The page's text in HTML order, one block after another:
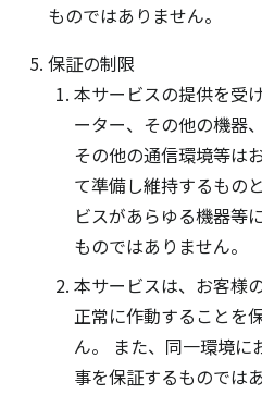
ものではありません。
保証の制限
本サービスの提供を受
ーター、その他の機器
その他の通信環境等は
て準備し維持するもの
ビスがあらゆる機器等
ものではありません。
本サービスは、お客様
正常に作動することを
ん。 また、同一環境に
事を保証するものでは